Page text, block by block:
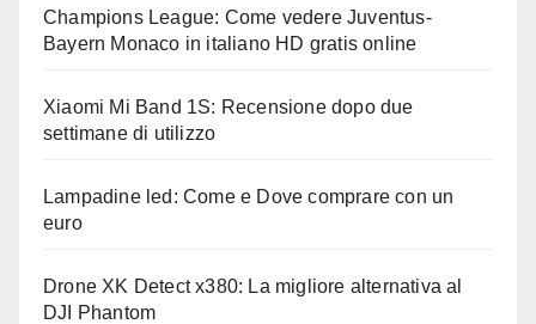
Champions League: Come vedere Juventus-
Bayern Monaco in italiano HD gratis online
Xiaomi Mi Band 1S: Recensione dopo due
settimane di utilizzo
Lampadine led: Come e Dove comprare con un
euro
Drone XK Detect x380: La migliore alternativa al
DJI Phantom